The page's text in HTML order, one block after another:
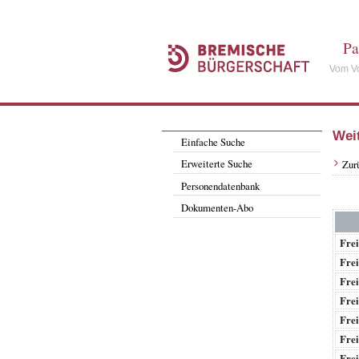
Vom
Einfache Suche
Erweiterte Suche
Personendatenbank
Dokumenten-Abo